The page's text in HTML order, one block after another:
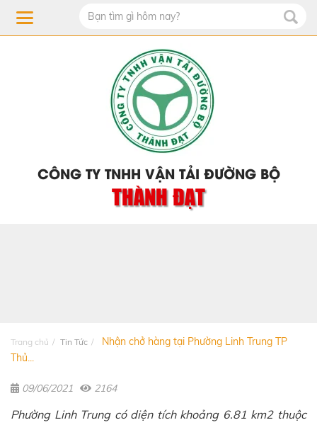
CÔNG TY TNHH VẬN TẢI ĐƯỜNG BỘ
THÀNH ĐẠT
Trang chủ Tin Tức
Nhận chở hàng tại Phường Linh Trung TP
Thủ...
09/06/2021 2164
Phường Linh Trung có diện tích khoảng 6.81 km2 thuộc